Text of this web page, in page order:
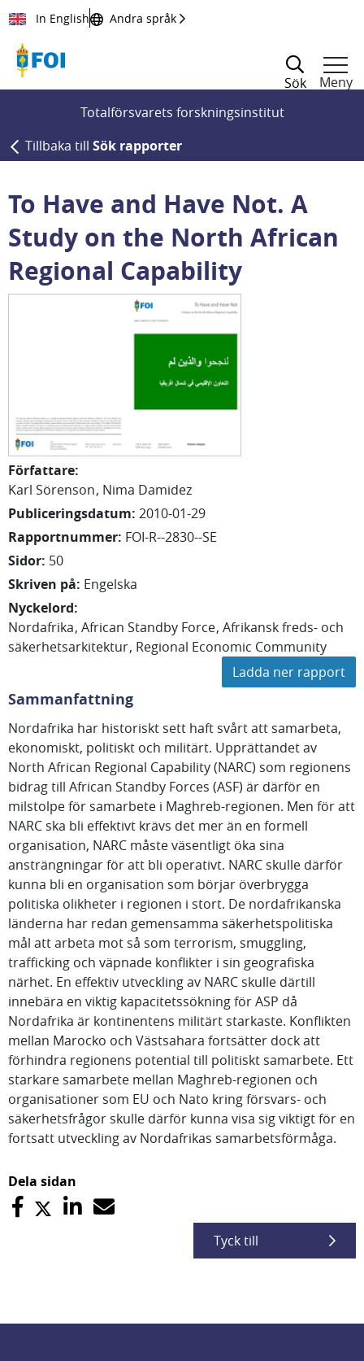
Till innehållet
In English Andra språk
Sök
Meny
Totalförsvarets forskningsinstitut
Tillbaka till Sök rapporter
To Have and Have Not. A
Study on the North African
Regional Capability
Författare:
Karl Sörenson Nima Damidez
Publiceringsdatum: 2010-01-29
Rapportnummer: FOI-R--2830--SE
Sidor: 50
Skriven på: Engelska
Nyckelord:
Nordafrika African Standby Force Afrikansk freds- och
säkerhetsarkitektur Regional Economic Community
Ladda ner rapport
Sammanfattning
Nordafrika har historiskt sett haft svårt att samarbeta,
ekonomiskt, politiskt och militärt. Upprättandet av
North African Regional Capability (NARC) som regionens
bidrag till African Standby Forces (ASF) är därför en
milstolpe för samarbete i Maghreb-regionen. Men för att
NARC ska bli effektivt krävs det mer än en formell
organisation, NARC måste väsentligt öka sina
ansträngningar för att bli operativt. NARC skulle därför
kunna bli en organisation som börjar överbrygga
politiska olikheter i regionen i stort. De nordafrikanska
länderna har redan gemensamma säkerhetspolitiska
mål att arbeta mot så som terrorism, smuggling,
trafficking och väpnade konflikter i sin geografiska
närhet. En effektiv utveckling av NARC skulle därtill
innebära en viktig kapacitetssökning för ASP då
Nordafrika är kontinentens militärt starkaste. Konflikten
mellan Marocko och Västsahara fortsätter dock att
förhindra regionens potential till politiskt samarbete. Ett
starkare samarbete mellan Maghreb-regionen och
organisationer som EU och Nato kring försvars- och
säkerhetsfrågor skulle därför kunna visa sig viktigt för en
fortsatt utveckling av Nordafrikas samarbetsförmåga.
Dela sidan
Tyck till